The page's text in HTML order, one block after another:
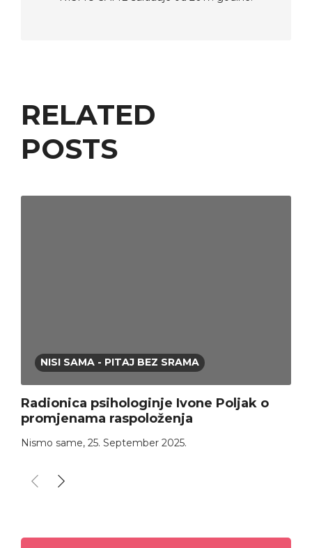
RELATED
POSTS
NISI SAMA - PITAJ BEZ SRAMA
Radionica psihologinje Ivone Poljak o
promjenama raspoloženja
Nismo same, 25. September 2025.